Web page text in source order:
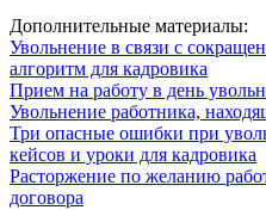
Дополнительные материалы:
Увольнение в связи с
алгоритм для кадровика
Прием на работу в день
Увольнение работника,
Три опасные ошибки при
кейсов и уроки для кадровика
Расторжение по желанию
договора